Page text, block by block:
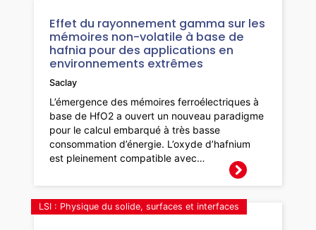
Effet du rayonnement gamma sur les
mémoires non-volatile à base de
hafnia pour des applications en
environnements extrêmes
Saclay
L’émergence des mémoires ferroélectriques à
base de HfO2 a ouvert un nouveau paradigme
pour le calcul embarqué à très basse
consommation d’énergie. L’oxyde d’hafnium
est pleinement compatible avec…
LSI : Physique du solide, surfaces et interfaces